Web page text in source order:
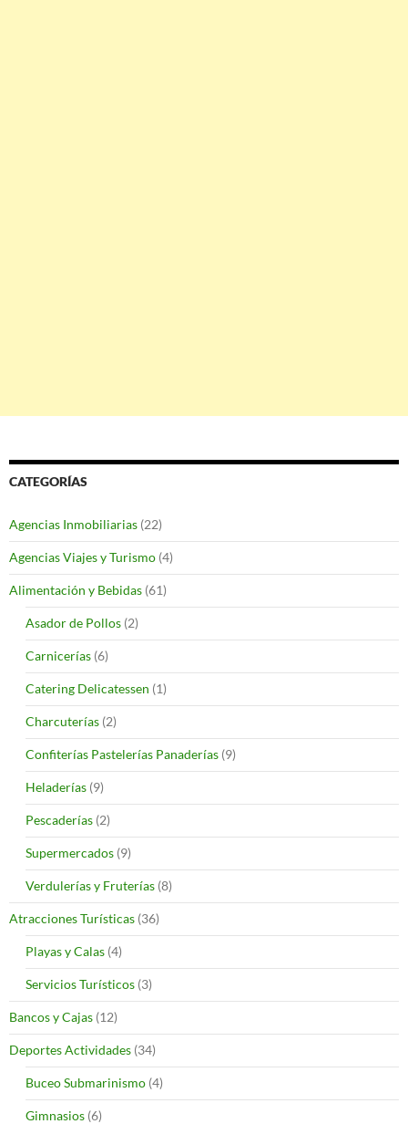
CATEGORÍAS
Agencias Inmobiliarias (22)
Agencias Viajes y Turismo (4)
Alimentación y Bebidas (61)
Asador de Pollos (2)
Carnicerías (6)
Catering Delicatessen (1)
Charcuterías (2)
Confiterías Pastelerías Panaderías (9)
Heladerías (9)
Pescaderías (2)
Supermercados (9)
Verdulerías y Fruterías (8)
Atracciones Turísticas (36)
Playas y Calas (4)
Servicios Turísticos (3)
Bancos y Cajas (12)
Deportes Actividades (34)
Buceo Submarinismo (4)
Gimnasios (6)